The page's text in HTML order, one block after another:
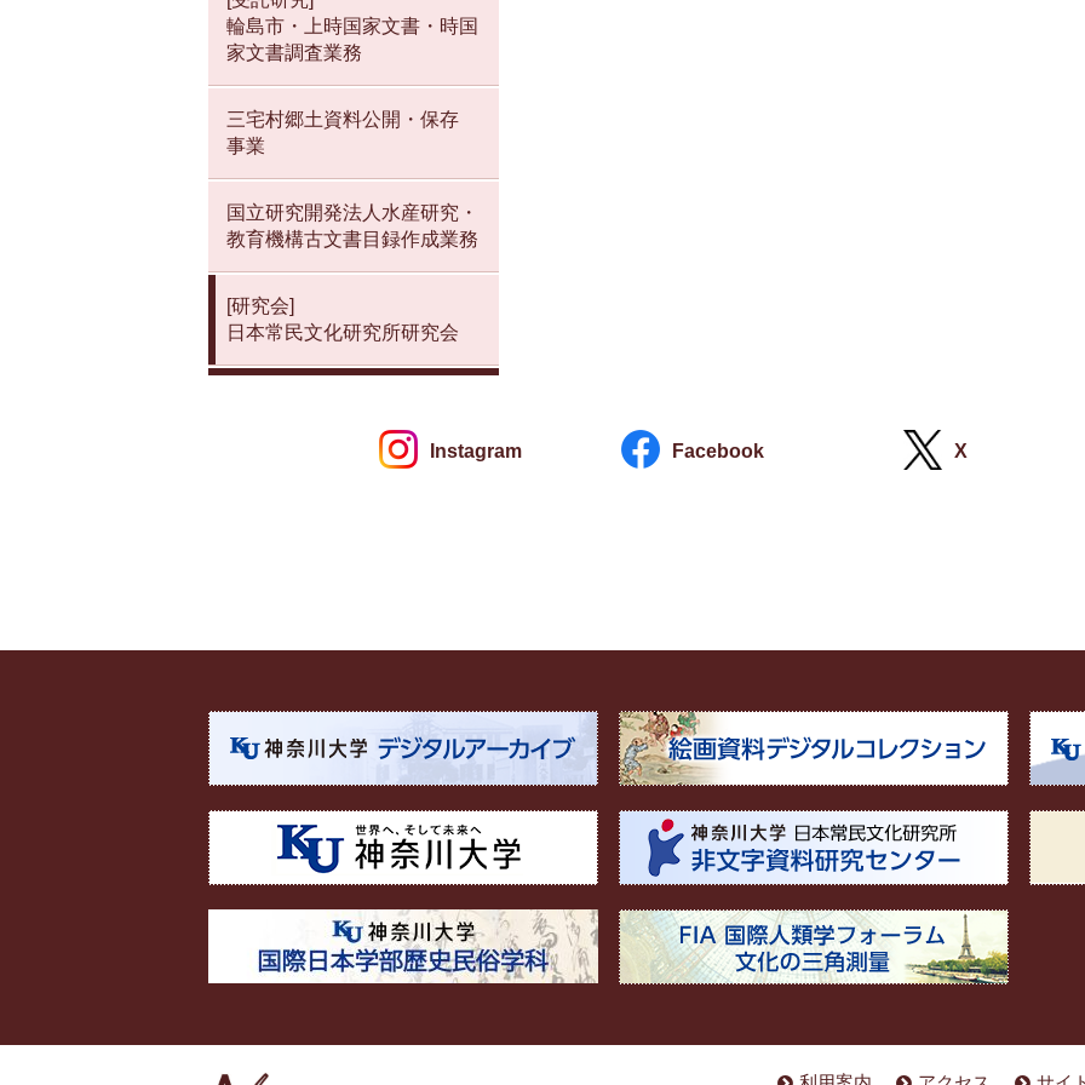
輪島市・上時国家文書・時国
家文書調査業務
三宅村郷土資料公開・保存
事業
国立研究開発法人水産研究・
教育機構古文書目録作成業務
[研究会]
日本常民文化研究所研究会
Instagram Facebook X